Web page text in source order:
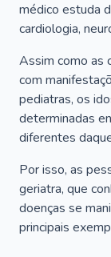
médico estuda
cardiologia,
Assim como as
com
pediatras, os
determinadas
diferentes
Por isso, as
geriatra, que
doenças se
principais